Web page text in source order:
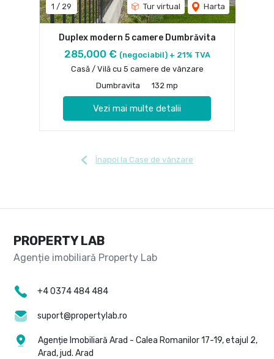
1 / 29 Tur virtual Harta
Duplex modern 5 camere Dumbrăvita
285,000 € (negociabil) + 21% TVA
Casă / Vilă cu 5 camere de vânzare
Dumbravita
132 mp
Vezi mai multe detalii
Înapoi la Case de vânzare
PROPERTY LAB
+4 0374 484 484
suport@propertylab.ro
Agenție Imobiliară Arad - Calea Romanilor 17-19, etajul 2,
Arad, jud. Arad